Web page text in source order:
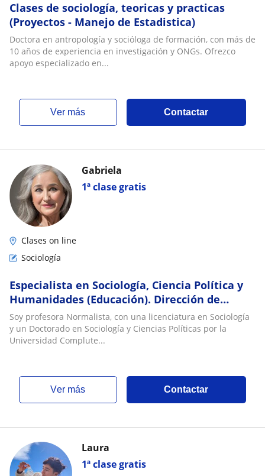
Clases de sociología, teoricas y practicas
(Proyectos - Manejo de Estadistica)
Doctora en antropología y socióloga de formación, con más de
10 años de experiencia en investigación y ONGs. Ofrezco
apoyo especializado en...
ver más Contactar
1ª clase gratis
Gabriela
Clases on line
Sociología
Especialista en Sociología, Ciencia Política y
Humanidades (Educación). Dirección de
Proyectos de Investigación
Soy profesora Normalista, con una licenciatura en Sociología
y un Doctorado en Sociología y Ciencias Políticas por la
Universidad Complute...
ver más Contactar
1ª clase gratis
Laura